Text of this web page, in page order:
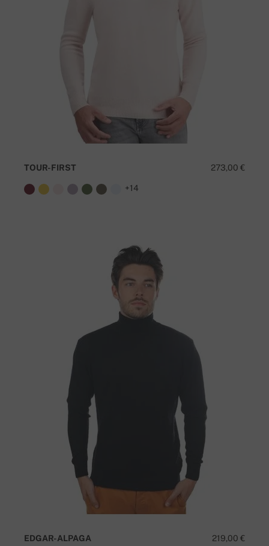
273,00 €
TOUR-FIRST
+14
219,00 €
EDGAR-ALPAGA